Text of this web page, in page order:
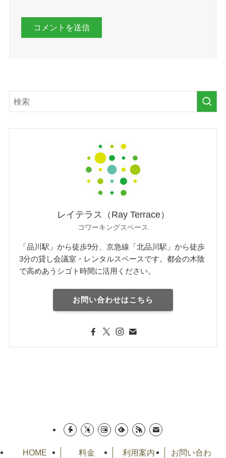
レイテラス（Ray Terrace）
コワーキングスペース
「品川駅」から徒歩9分、京急線「北品川駅」から徒歩
3分の貸し会議室・レンタルスペースです。都会の木陰
で高めあうシゴト時間に活用ください。
お問い合わせはこちら
HOME 料金 利用案内 お問い合わ